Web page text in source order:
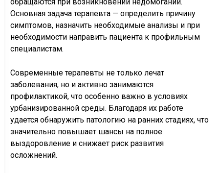
обращаются при возникновении недомоганий.
Основная задача терапевта — определить причину
симптомов, назначить необходимые анализы и при
необходимости направить пациента к профильным
специалистам.
Современные терапевты не только лечат
заболевания, но и активно занимаются
профилактикой, что особенно важно в условиях
урбанизированной среды. Благодаря их работе
удается обнаружить патологию на ранних стадиях, что
значительно повышает шансы на полное
выздоровление и снижает риск развития
осложнений.